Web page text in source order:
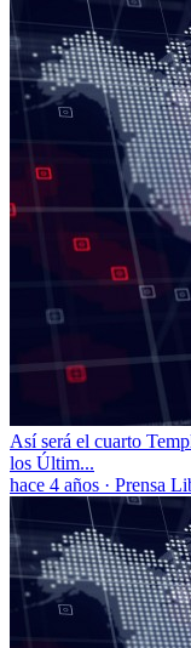
Así será el cuarto
los Últim...
hace 4 años · Prensa